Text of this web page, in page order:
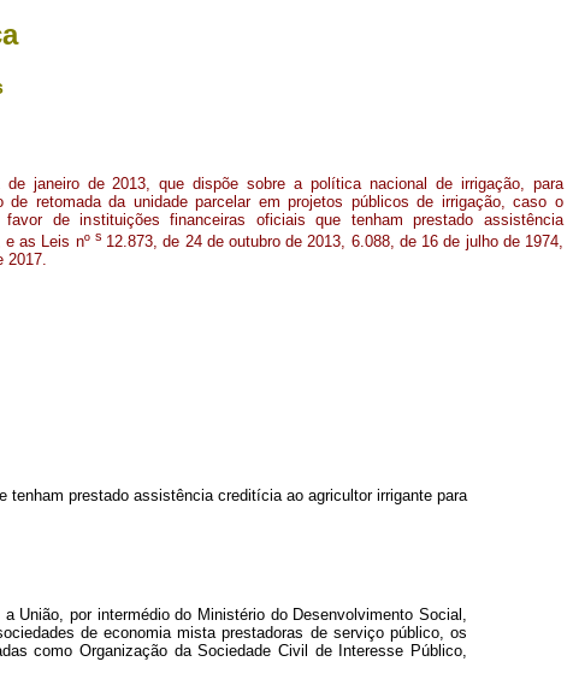
janeiro de 2013, que dispõe sobre a política nacional de irrigação, para
de retomada da unidade parcelar em projetos públicos de irrigação, caso o
de instituições financeiras oficiais que tenham prestado assistência
e as Leis nº s 12.873, de 24 de outubro de 2013, 6.088, de 16 de julho de 1974,
2017.
prestado assistência creditícia ao agricultor irrigante para
União, por intermédio do Ministério do Desenvolvimento Social,
de economia mista prestadoras de serviço público, os
como Organização da Sociedade Civil de Interesse Público,